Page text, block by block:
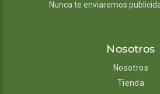
Nunca te enviaremos
Nosotros
Nosotros
Tienda